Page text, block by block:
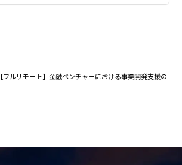
【フルリモート】金融ベンチャーにおける事業開発支援の